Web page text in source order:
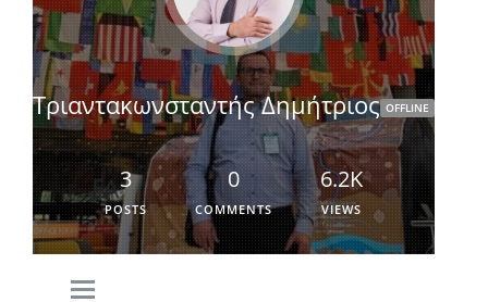
Τριαντακωνσταντής Δημήτριος OFFLINE
3
POSTS
0
COMMENTS
6.2K
VIEWS